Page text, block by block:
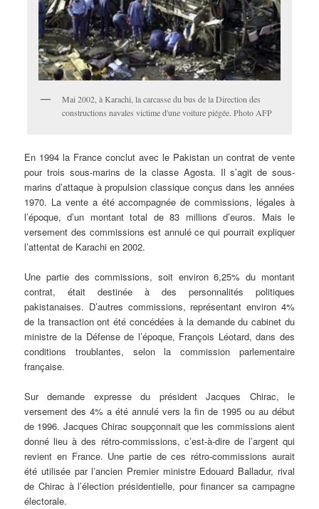
Mai 2002, à Karachi, la carcasse du bus de la Direction des
constructions navales victime d'une voiture piégée. Photo AFP
En 1994 la France conclut avec le Pakistan un contrat de vente
pour trois sous-marins de la classe Agosta. Il s’agit de sous-
marins d’attaque à propulsion classique conçus dans les années
1970. La vente a été accompagnée de commissions, légales à
l’époque, d’un montant total de 83 millions d’euros. Mais le
versement des commissions est annulé ce qui pourrait expliquer
l’attentat de Karachi en 2002.
Une partie des commissions, soit environ 6,25% du montant
contrat, était destinée à des personnalités politiques
pakistanaises. D’autres commissions, représentant environ 4%
de la transaction ont été concédées à la demande du cabinet du
ministre de la Défense de l’époque, François Léotard, dans des
conditions troublantes, selon la commission parlementaire
française.
Sur demande expresse du président Jacques Chirac, le
versement des 4% a été annulé vers la fin de 1995 ou au début
de 1996. Jacques Chirac soupçonnait que les commissions aient
donné lieu à des rétro-commissions, c’est-à-dire de l’argent qui
revient en France. Une partie de ces rétro-commissions aurait
été utilisée par l’ancien Premier ministre Edouard Balladur, rival
de Chirac à l’élection présidentielle, pour financer sa campagne
électorale.